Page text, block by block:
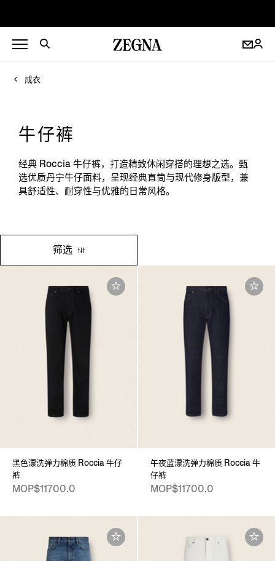
成衣
牛仔裤
经典 Roccia 牛仔裤，打造精致休闲穿搭的理想之选。甄
选优质丹宁牛仔面料，呈现经典直筒与现代修身版型，兼
具舒适性、耐穿性与优雅的日常风格。
筛选
黑色漂洗弹力棉质 Roccia 牛仔
裤
MOP$11700.0
午夜蓝漂洗弹力棉质 Roccia 牛
仔裤
MOP$11700.0